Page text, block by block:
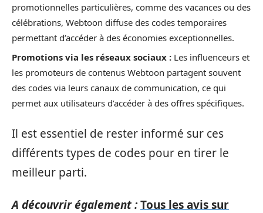
promotionnelles particulières, comme des vacances ou des
célébrations, Webtoon diffuse des codes temporaires
permettant d’accéder à des économies exceptionnelles.
Promotions via les réseaux sociaux : Les influenceurs et
les promoteurs de contenus Webtoon partagent souvent
des codes via leurs canaux de communication, ce qui
permet aux utilisateurs d’accéder à des offres spécifiques.
Il est essentiel de rester informé sur ces
différents types de codes pour en tirer le
meilleur parti.
A découvrir également :Tous les avis sur